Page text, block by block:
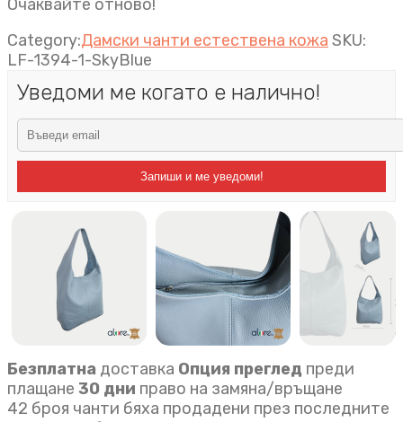
Очаквайте отново!
Category:Дамски чанти естествена кожа SKU:
LF-1394-1-SkyBlue
Уведоми ме когато е налично!
Запиши и ме уведоми!
Безплатна доставка Опция преглед преди
плащане 30 дни право на замяна/връщане
42 броя чанти бяха продадени през последните